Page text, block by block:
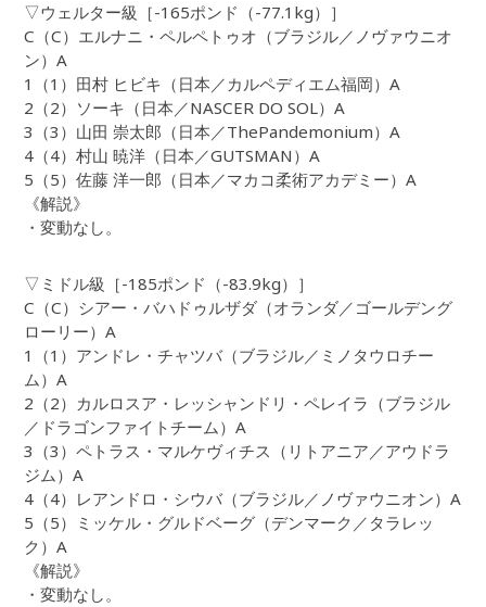
▽ウェルター級［-165ポンド（-77.1kg）］
C（C）エルナニ・ペルペトゥオ（ブラジル／ノヴァウニオ
ン）A
1（1）田村 ヒビキ（日本／カルペディエム福岡）A
2（2）ソーキ（日本／NASCER DO SOL）A
3（3）山田 崇太郎（日本／ThePandemonium）A
4（4）村山 暁洋（日本／GUTSMAN）A
5（5）佐藤 洋一郎（日本／マカコ柔術アカデミー）A
《解説》
・変動なし。
▽ミドル級［-185ポンド（-83.9kg）］
C（C）シアー・バハドゥルザダ（オランダ／ゴールデング
ローリー）A
1（1）アンドレ・チャツバ（ブラジル／ミノタウロチー
ム）A
2（2）カルロスア・レッシャンドリ・ペレイラ（ブラジル
／ドラゴンファイトチーム）A
3（3）ペトラス・マルケヴィチス（リトアニア／アウドラ
ジム）A
4（4）レアンドロ・シウバ（ブラジル／ノヴァウニオン）A
5（5）ミッケル・グルドベーグ（デンマーク／タラレッ
ク）A
《解説》
・変動なし。